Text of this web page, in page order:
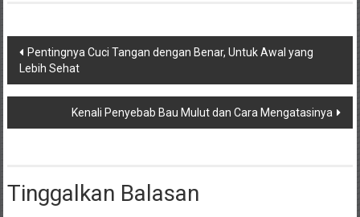
Navigasi
pos
Pentingnya Cuci Tangan dengan Benar, Untuk Awal yang
Lebih Sehat
Kenali Penyebab Bau Mulut dan Cara Mengatasinya
Tinggalkan Balasan